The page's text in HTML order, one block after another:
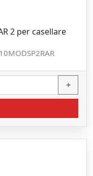
2 per casellare
10MODSP2RAR
+